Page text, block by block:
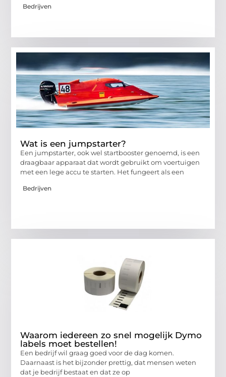
Bedrijven
Wat is een jumpstarter?
Een jumpstarter, ook wel startbooster genoemd, is een
draagbaar apparaat dat wordt gebruikt om voertuigen
met een lege accu te starten. Het fungeert als een
Bedrijven
Waarom iedereen zo snel mogelijk Dymo
labels moet bestellen!
Een bedrijf wil graag goed voor de dag komen.
Daarnaast is het bijzonder prettig, dat mensen weten
dat je bedrijf bestaat en dat ze op